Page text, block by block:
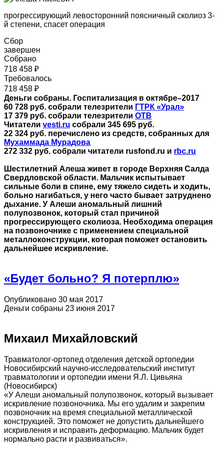
прогрессирующий левосторонний поясничный сколиоз 3-
й степени, спасет операция
Сбор
завершен
Собрано
718 458 ₽
Требовалось
718 458 ₽
Деньги собраны. Госпитализация в октябре–2017
60 728 руб. собрали телезрители ГТРК «Урал»
17 379 руб. собрали телезрители ОТВ
Читатели vesti.ru собрали 345 695 руб.
22 324 руб. перечислено из средств, собранных для
Мухаммада Мурадова
272 332 руб. собрали читатели rusfond.ru и rbс.ru
Шестилетний Алеша живет в городе Верхняя Салда
Свердловской области. Мальчик испытывает
сильные боли в спине, ему тяжело сидеть и ходить,
больно нагибаться, у него часто бывает затруднено
дыхание. У Алеши аномальный лишний
полупозвонок, который стал причиной
прогрессирующего сколиоза. Необходима операция
на позвоночнике с применением специальной
металлоконструкции, которая поможет остановить
дальнейшее искривление.
«Будет больно? Я потерплю»
Опубликовано 30 мая 2017
Деньги собраны 23 июня 2017
Михаил Михайловский
Травматолог-ортопед отделения детской ортопедии
Новосибирский научно-исследовательский институт
травматологии и ортопедии имени Я.Л. Цивьяна
(Новосибирск)
«У Алеши аномальный полупозвонок, который вызывает
искривление позвоночника. Мы его удалим и закрепим
позвоночник на время специальной металлической
конструкцией. Это поможет не допустить дальнейшего
искривления и исправить деформацию. Мальчик будет
нормально расти и развиваться».